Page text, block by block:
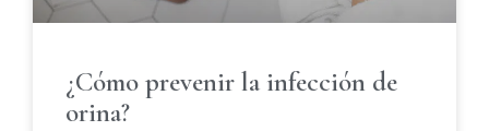
¿Cómo prevenir la infección de
orina?